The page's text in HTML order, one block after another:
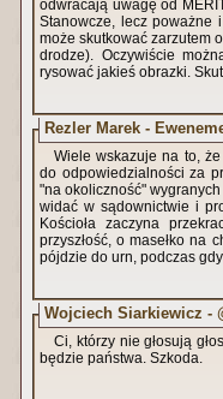
odwracają uwagę od
Stanowcze, lecz poważne
może skutkować zarzutem
drodze). Oczywiście
rysować jakieś obrazki.
Rezler Marek -
Wiele wskazuje na to,
do odpowiedzialności za
"na okoliczność"
widać w sądownictwie i
Kościoła zaczyna
przyszłość, o masełko na
pójdzie do urn, podczas
Wojciech Siarkiewicz -
Ci, którzy nie głosują
będzie państwa. Szkoda.